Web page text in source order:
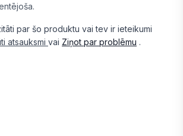
par šo produktu vai tev ir ieteikumi
atsauksmi vai Ziņot par problēmu .